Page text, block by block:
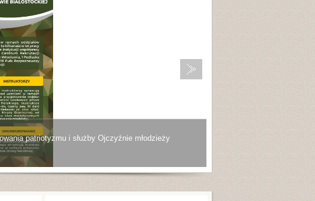
patriotyzmu i służby Ojczyźnie młodzieży